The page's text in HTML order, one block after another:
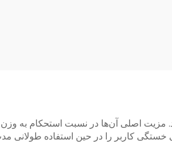
مزیت اصلی آن‌ها در نسبت استحکام به
خستگی کاربر را در حین استفاده